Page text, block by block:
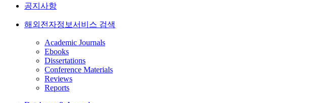
공지사항
해외전자정보서비스 검색
Academic Journals
Ebooks
Dissertations
Conference Materials
Reviews
Reports